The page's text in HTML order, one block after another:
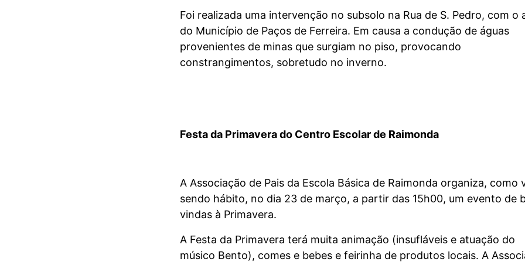
Foi realizada uma intervenção no subsolo na Rua de S. Pedro, com o
do Município de Paços de Ferreira. Em causa a condução de águas
provenientes de minas que surgiam no piso, provocando
constrangimentos, sobretudo no inverno.
Festa da Primavera do Centro Escolar de Raimonda
A Associação de Pais da Escola Básica de Raimonda organiza, como
sendo hábito, no dia 23 de março, a partir das 15h00, um evento de
vindas à Primavera.
A Festa da Primavera terá muita animação (insufláveis e atuação do
músico Bento), comes e bebes e feirinha de produtos locais. A